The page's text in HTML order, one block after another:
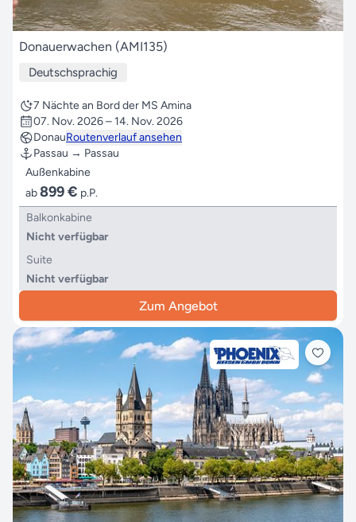
Donauerwachen (AMI135)
Deutschsprachig
7 Nächte an Bord der MS Amina
07. Nov. 2026 – 14. Nov. 2026
DonauRoutenverlauf ansehen
Passau → Passau
Außenkabine
ab899 € p.P.
Balkonkabine
Nicht verfügbar
Suite
Nicht verfügbar
Zum Angebot